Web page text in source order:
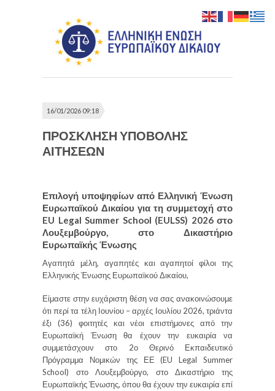
16/01/2026 09:18
ΠΡΟΣΚΛΗΣΗ ΥΠΟΒΟΛΗΣ
ΑΙΤΗΣΕΩΝ
Επιλογή υποψηφίων από Ελληνική Ένωση
Ευρωπαϊκού Δικαίου για τη συμμετοχή στο
EU Legal Summer School (EULSS) 2026 στο
Λουξεμβούργο, στο Δικαστήριο
Ευρωπαϊκής Ένωσης
Αγαπητά μέλη, αγαπητές και αγαπητοί φίλοι της
Ελληνικής Ένωσης Ευρωπαϊκού Δικαίου,
Είμαστε στην ευχάριστη θέση να σας ανακοινώσουμε
ότι περί τα τέλη Ιουνίου – αρχές Ιουλίου 2026, τριάντα
έξι (36) φοιτητές και νέοι επιστήμονες από την
Ευρωπαϊκή Ένωση θα έχουν την ευκαιρία να
συμμετάσχουν στο 2ο Θερινό Εκπαιδευτικό
Πρόγραμμα Νομικών της ΕΕ (EU Legal Summer
School) στο Λουξεμβούργο, στο Δικαστήριο της
Ευρωπαϊκής Ένωσης, όπου θα έχουν την ευκαιρία επί